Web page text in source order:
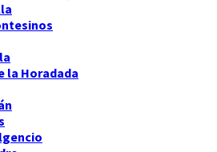
la Horadada